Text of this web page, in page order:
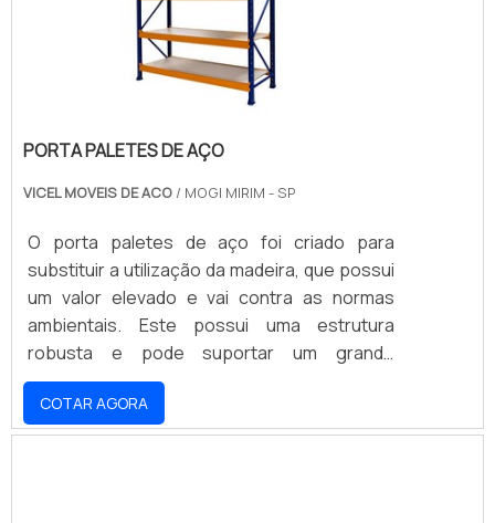
peça acessória, conhecida como .
PORTA PALETES DE AÇO
VICEL MOVEIS DE ACO / MOGI MIRIM - SP
O porta paletes de aço foi criado para
substituir a utilização da madeira, que possui
um valor elevado e vai contra as normas
ambientais. Este possui uma estrutura
robusta e pode suportar um grande
peso.Além disso, a montagem do porta
paletes é descomplicada, pois necessita
apenas do encaixe e fixação, através de
COTAR AGORA